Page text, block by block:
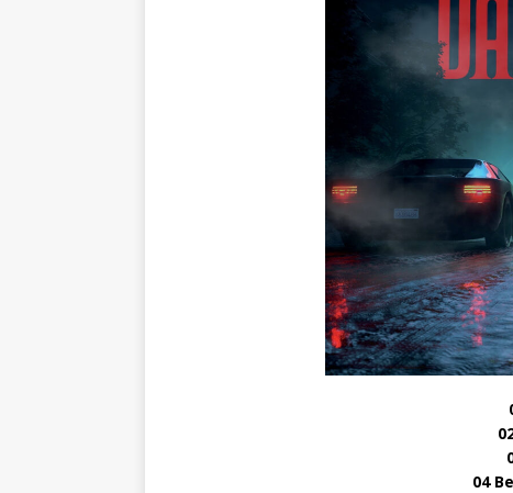
04